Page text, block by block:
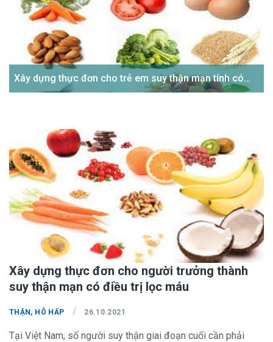
Xây dựng thực đơn cho trẻ em suy thận mạn tính có
điều trị lọc máu
Xây dựng thực đơn cho người trưởng thành
suy thận mạn có điều trị lọc máu
THẬN, HÔ HẤP / 26.10.2021
Tại Việt Nam, số người suy thận giai đoạn cuối cần phải